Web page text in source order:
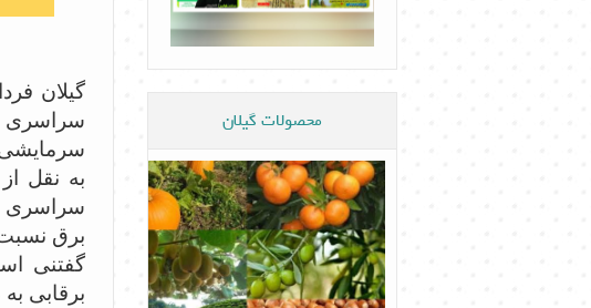
گیلان
سراسری
سرمایشی بر
به نقل
سراسری
برق نسبت به
گفتنی
برقابی
محصولات گیلان